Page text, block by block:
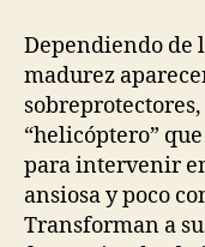
Dependiendo de
madurez
“helicóptero”
para intervenir
ansiosa y poco
Transforman a